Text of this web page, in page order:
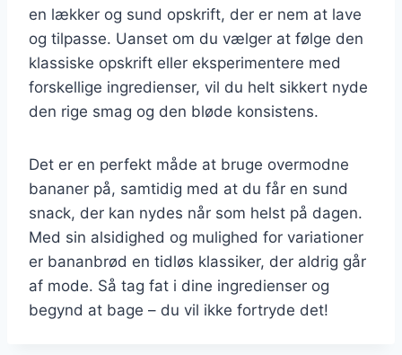
en lækker og sund opskrift, der er nem at lave
og tilpasse. Uanset om du vælger at følge den
klassiske opskrift eller eksperimentere med
forskellige ingredienser, vil du helt sikkert nyde
den rige smag og den bløde konsistens.
Det er en perfekt måde at bruge overmodne
bananer på, samtidig med at du får en sund
snack, der kan nydes når som helst på dagen.
Med sin alsidighed og mulighed for variationer
er bananbrød en tidløs klassiker, der aldrig går
af mode. Så tag fat i dine ingredienser og
begynd at bage – du vil ikke fortryde det!